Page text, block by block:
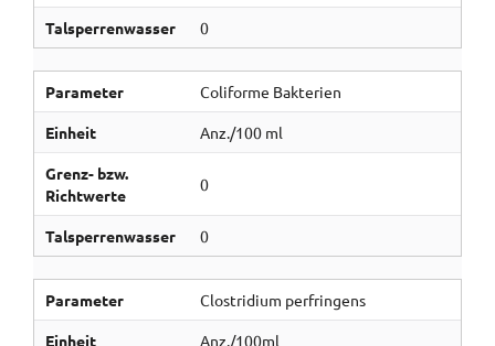
Talsperrenwasser 0
Parameter Coliforme Bakterien
Einheit Anz./100 ml
Grenz- bzw.
Richtwerte
0
Talsperrenwasser 0
Parameter Clostridium perfringens
Einheit Anz./100ml